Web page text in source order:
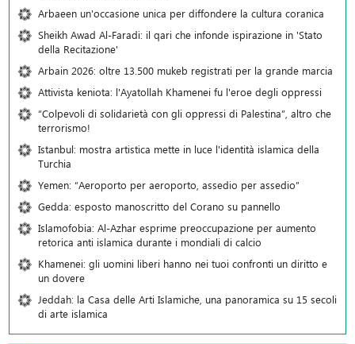
Arbaeen un'occasione unica per diffondere la cultura coranica
Sheikh Awad Al-Faradi: il qari che infonde ispirazione in 'Stato
della Recitazione'
Arbain 2026: oltre 13.500 mukeb registrati per la grande marcia
Attivista keniota: l'Ayatollah Khamenei fu l'eroe degli oppressi
“Colpevoli di solidarietà con gli oppressi di Palestina”, altro che
terrorismo!
Istanbul: mostra artistica mette in luce l'identità islamica della
Turchia
Yemen: “Aeroporto per aeroporto, assedio per assedio”
Gedda: esposto manoscritto del Corano su pannello
Islamofobia: Al-Azhar esprime preoccupazione per aumento
retorica anti islamica durante i mondiali di calcio
Khamenei: gli uomini liberi hanno nei tuoi confronti un diritto e
un dovere
Jeddah: la Casa delle Arti Islamiche, una panoramica su 15 secoli
di arte islamica